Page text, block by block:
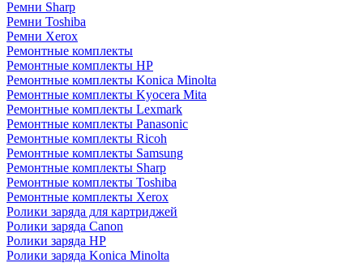
Ремни Sharp
Ремни Toshiba
Ремни Xerox
Ремонтные комплекты
Ремонтные комплекты HP
Ремонтные комплекты Konica Minolta
Ремонтные комплекты Kyocera Mita
Ремонтные комплекты Lexmark
Ремонтные комплекты Panasonic
Ремонтные комплекты Ricoh
Ремонтные комплекты Samsung
Ремонтные комплекты Sharp
Ремонтные комплекты Toshiba
Ремонтные комплекты Xerox
Ролики заряда для картриджей
Ролики заряда Canon
Ролики заряда HP
Ролики заряда Konica Minolta